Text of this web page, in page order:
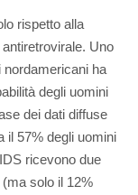
rispetto alla
Uno
ha
degli uomini
dei dati diffuse
il 57% degli uomini
ricevono due
solo il 12%